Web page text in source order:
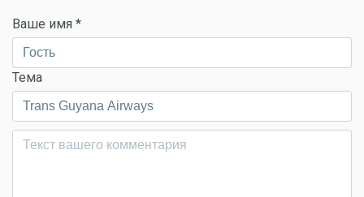
Ваше имя *
Тема
Комментарий*